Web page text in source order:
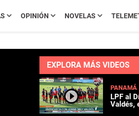
OPINIÓN NOVELAS
EXPLORA MÁS VIDEOS
PANAMÁ
LPF al
Valdés,